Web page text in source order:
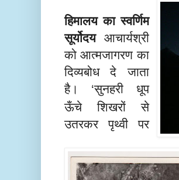
हिमालय का स्वर्णिम
सूर्योदयआचार्यश्री
को आत्मजागरण का
दिव्यबोध दे जाता
है।
‘सुनहरी धूप
ऊँचे शिखरों से
उतरकर पृथ्वी पर